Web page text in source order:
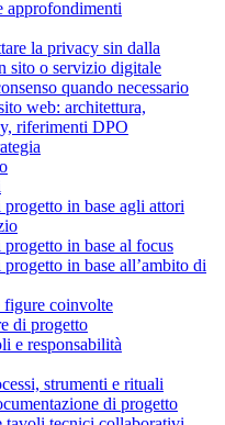
approfondimenti
la privacy sin dalla
sito o servizio digitale
quando necessario
web: architettura,
riferimenti DPO
in base agli attori
in base al focus
in base all’ambito di
figure coinvolte
di progetto
e responsabilità
strumenti e rituali
di progetto